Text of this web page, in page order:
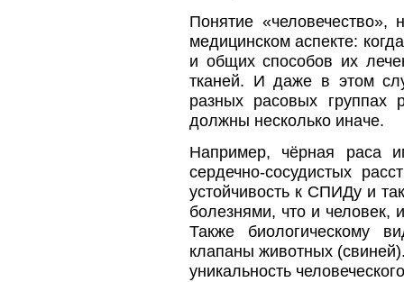
Понятие
медицинском аспекте:
и общих способов их
тканей. И даже в этом
разных расовых группах
должны несколько иначе.
Например, чёрная раса
сердечно-сосудистых
устойчивость к СПИДу и
болезнями, что и человек,
Также биологическому
клапаны животных
уникальность